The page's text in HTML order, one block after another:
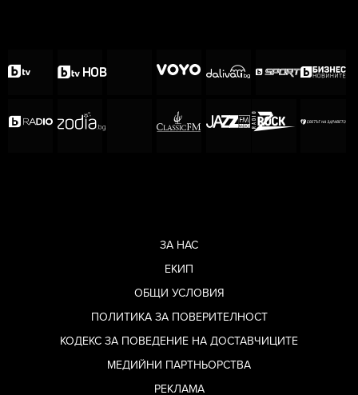
ЗА НАС
ЕКИП
ОБЩИ УСЛОВИЯ
ПОЛИТИКА ЗА ПОВЕРИТЕЛНОСТ
КОДЕКС ЗА ПОВЕДЕНИЕ НА ДОСТАВЧИЦИТЕ
МЕДИЙНИ ПАРТНЬОРСТВА
РЕКЛАМА